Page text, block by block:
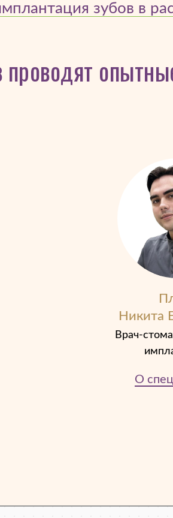
зубов в
Никита
Врач-
О